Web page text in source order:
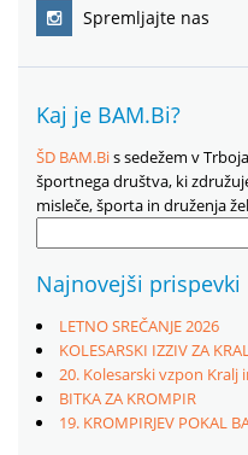
Spremljajte nas
Kaj je BAM.Bi?
ŠD BAM.Bis sedežem v
športnega društva, ki
misleče, športa in druženja
Najnovejši prispevki
LETNO SREČANJE 2026
KOLESARSKI IZZIV ZA
20. Kolesarski vzpon Kralj
BITKA ZA KROMPIR
19. KROMPIRJEV POKAL